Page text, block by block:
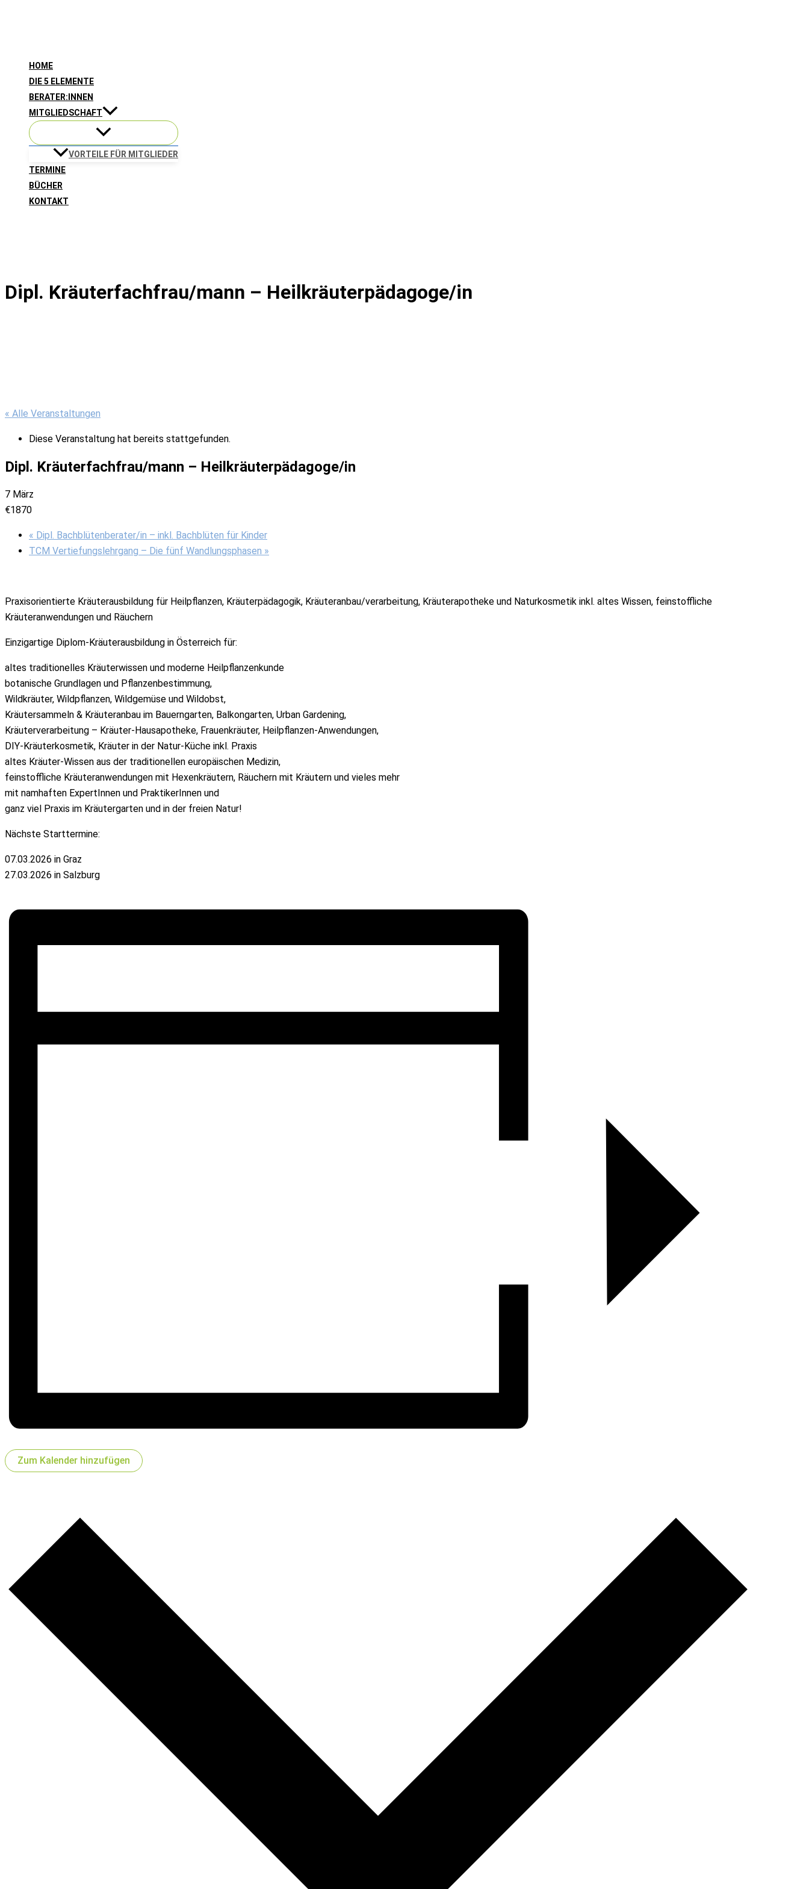
HOME
DIE 5 ELEMENTE
BERATER:INNEN
MITGLIEDSCHAFT
VORTEILE FÜR MITGLIEDER
TERMINE
BÜCHER
KONTAKT
Dipl. Kräuterfachfrau/mann – Heilkräuterpädagoge/in
« Alle Veranstaltungen
Diese Veranstaltung hat bereits stattgefunden.
Dipl. Kräuterfachfrau/mann – Heilkräuterpädagoge/in
7 März
€1870
« Dipl. Bachblütenberater/in – inkl. Bachblüten für Kinder
TCM Vertiefungslehrgang – Die fünf Wandlungsphasen »
Praxisorientierte Kräuterausbildung für Heilpflanzen, Kräuterpädagogik, Kräuteranbau/verarbeitung, Kräuterapotheke und Naturkosmetik inkl. altes Wissen, feinstoffliche
Kräuteranwendungen und Räuchern
Einzigartige Diplom-Kräuterausbildung in Österreich für:
altes traditionelles Kräuterwissen und moderne Heilpflanzenkunde
botanische Grundlagen und Pflanzenbestimmung,
Wildkräuter, Wildpflanzen, Wildgemüse und Wildobst,
Kräutersammeln & Kräuteranbau im Bauerngarten, Balkongarten, Urban Gardening,
Kräuterverarbeitung – Kräuter-Hausapotheke, Frauenkräuter, Heilpflanzen-Anwendungen,
DIY-Kräuterkosmetik, Kräuter in der Natur-Küche inkl. Praxis
altes Kräuter-Wissen aus der traditionellen europäischen Medizin,
feinstoffliche Kräuteranwendungen mit Hexenkräutern, Räuchern mit Kräutern und vieles mehr
mit namhaften ExpertInnen und PraktikerInnen und
ganz viel Praxis im Kräutergarten und in der freien Natur!
Nächste Starttermine:
07.03.2026 in Graz
27.03.2026 in Salzburg
Zum Kalender hinzufügen